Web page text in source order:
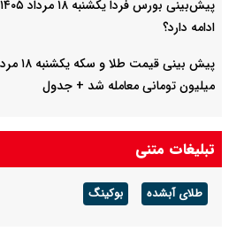
ادامه دارد؟
میلیون تومانی معامله شد + جدول
تبلیغات متنی
طلای آبشده بوکینگ